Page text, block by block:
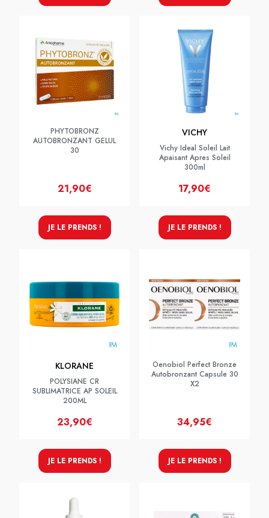
PHYTOBRONZ
AUTOBRONZANT GELUL
30
21,90€
JE LE PRENDS !
VICHY
Vichy Ideal Soleil Lait
Apaisant Apres Soleil
300ml
17,90€
JE LE PRENDS !
KLORANE
POLYSIANE CR
SUBLIMATRICE AP SOLEIL
200ML
23,90€
JE LE PRENDS !
Oenobiol Perfect Bronze
Autobronzant Capsule 30
X2
34,95€
JE LE PRENDS !